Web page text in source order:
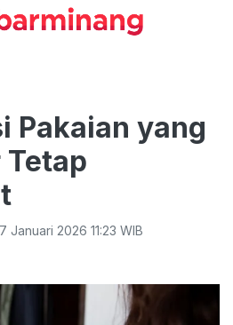
Pakaian yang
Tetap
Januari 2026 11:23 WIB